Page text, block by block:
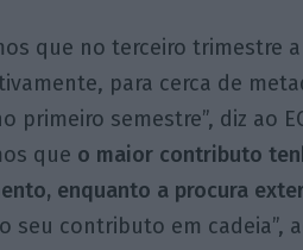
que no terceiro trimestre
para cerca de
primeiro semestre”, diz ao
que o maior contributo
enquanto a procura
seu contributo em cadeia”,